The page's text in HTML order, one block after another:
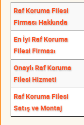
Raf Koruma Filesi
Firması Hakkında
En İyi Raf Koruma
Filesi Firması
Onaylı Raf Koruma
Filesi Hizmeti
Raf Koruma Filesi
Satış ve Montaj